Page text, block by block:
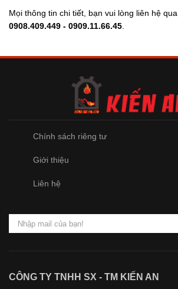
Mọi thông tin chi tiết, bạn vui lòng liên hệ qua
0908.409.449 - 0909.11.66.45.
Chính sách riêng tư
Giới thiệu
Liên hệ
CÔNG TY TNHH SX - TM KIẾN AN